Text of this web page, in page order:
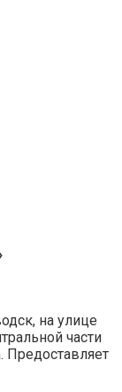
на улице
части
Предоставляет